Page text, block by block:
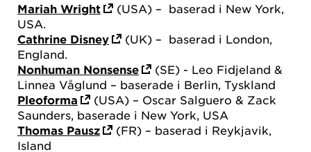
Mariah Wright
(USA) – baserad i New York,
USA.
Cathrine Disney
(UK) – baserad i London,
England.
Nonhuman Nonsense
(SE) - Leo Fidjeland &
Linnea Våglund – baserade i Berlin, Tyskland
Pleoforma
(USA) – Oscar Salguero & Zack
Saunders, baserade i New York, USA
Thomas Pausz
(FR) – baserad i Reykjavik,
Island